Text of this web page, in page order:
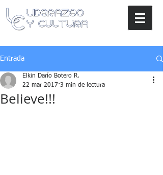
Entrada
Believe!!!
Elkin Darío Botero R.
22 mar 2017 3 min de lectura